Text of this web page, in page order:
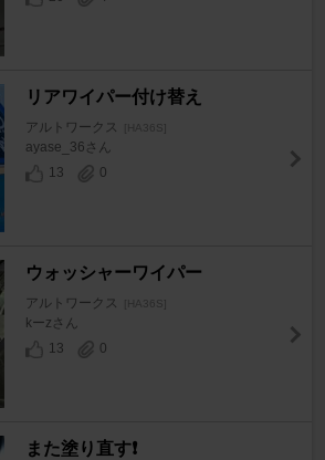
リアワイパー付け替え
アルトワークス [HA36S]
ayase_36さん
13
0
ウォッシャーワイパー
アルトワークス [HA36S]
kーzさん
13
0
また塗り直す❗